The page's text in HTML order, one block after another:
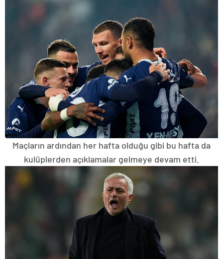
Maçların ardından her hafta olduğu gibi bu hafta da
kulüplerden açıklamalar gelmeye devam etti.